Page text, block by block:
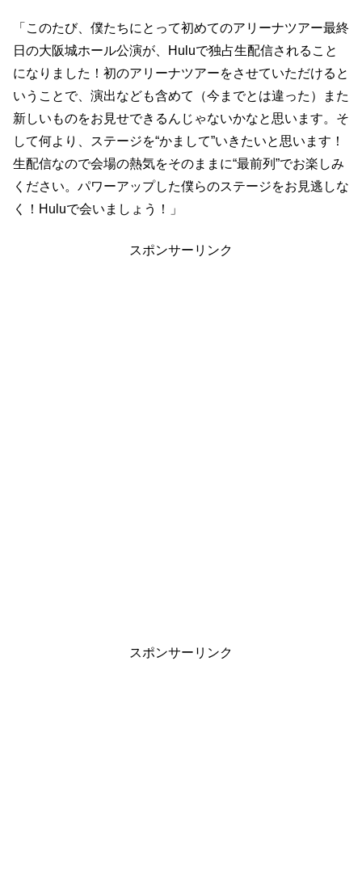
「このたび、僕たちにとって初めてのアリーナツアー最終
日の大阪城ホール公演が、Huluで独占生配信されること
になりました！初のアリーナツアーをさせていただけると
いうことで、演出なども含めて（今までとは違った）また
新しいものをお見せできるんじゃないかなと思います。そ
して何より、ステージを“かまして”いきたいと思います！
生配信なので会場の熱気をそのままに“最前列”でお楽しみ
ください。パワーアップした僕らのステージをお見逃しな
く！Huluで会いましょう！」
スポンサーリンク
スポンサーリンク